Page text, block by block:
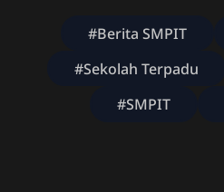
#Berita SMPIT
#Sekolah Terpadu
#SMPIT